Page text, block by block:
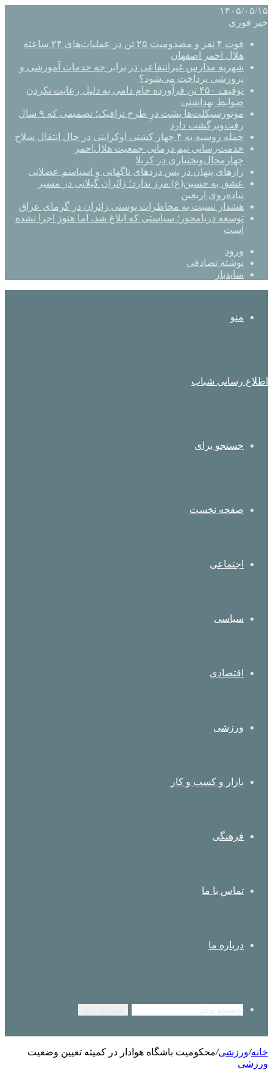
۱۴۰۵/۰۵/۱۵
خبر فوری
فوت ۴ نفر و مصدومیت ۲۵ تن در عملیات‌های ۲۴ ساعته
هلال احمر اصفهان
شهریه مدارس غیرانتفاعی در برابر چه خدمات آموزشی و
پرورشی پرداخت می‌شود؟
توقیف ۴۵۰ تن فرآورده خام دامی به دلیل رعایت نکردن
ضوابط بهداشتی
موتورسیکلت‌ها پشت درِ طرح ترافیک؛ تصمیمی که ۹ سال
رفت‌وبرگشت دارد
حمله روسیه به ۴ چهار کشتی اوکراینی در حال انتقال سلاح
خدمت‌رسانی تیم درمانی جمعیت هلال‌احمر
چهارمحال‌وبختیاری در کربلا
رازهای پنهان در پس دردهای ناگهانی و اسپاسم عضلانی
عشق به حسین(ع) مرز ندارد؛ زائران گیلانی در مسیر
پیاده‌روی اربعین
هشدار نسبت به مخاطرات پوستی زائران در گرمای عراق
توسعه دریامحور؛ سیاستی که ابلاغ شد، اما هنوز اجرا نشده
است
ورود
نوشته تصادفی
سایدبار
منو
اطلاع رسانی شباب
جستجو برای
صفحه نخست
اجتماعی
سیاسی
اقتصادی
ورزشی
بازار و کسب و کار
فرهنگی
تماس با ما
درباره ما
خانه/ورزشی/محکومیت باشگاه هوادار در کمیته تعیین وضعیت
ورزشی